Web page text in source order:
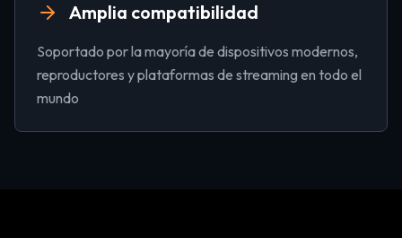
Amplia compatibilidad
Soportado por la mayoría de dispositivos modernos,
reproductores y plataformas de streaming en todo el
mundo